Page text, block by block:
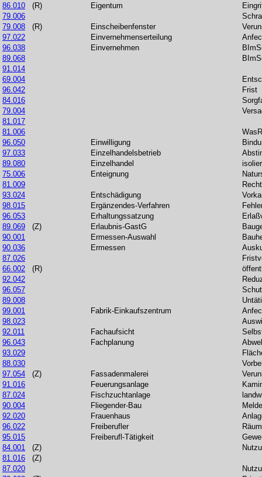
86.010
(R) Eigentum
79.006
79.008
(R) Einscheibenfenster
97.022
Einvernehmenserteilung
96.038
Einvernehmen
89.068
91.014
69.004
96.042
Frist
84.016
79.004
81.017
81.006
96.050
Einwilligung
97.033
Einzelhandelsbetrieb
89.080
Einzelhandel
75.006
Enteignung
81.009
93.024
Entschädigung
98.015
Ergänzendes-Verfahren
96.053
Erhaltungssatzung
89.069
(Z) Erlaubnis-GastG
90.001
Ermessen-Auswahl
90.036
Ermessen
87.026
66.002
(R)
92.042
96.057
89.008
99.001
Fabrik-Einkaufszentrum
98.023
92.011
Fachaufsicht
96.043
Fachplanung
93.029
88.030
97.054
(Z) Fassadenmalerei
91.016
Feuerungsanlage
87.024
Fischzuchtanlage
90.004
Fliegender-Bau
92.020
Frauenhaus
96.022
Freiberufler
95.015
Freiberufl-Tätigkeit
84.001
(Z)
81.016
(Z)
87.020